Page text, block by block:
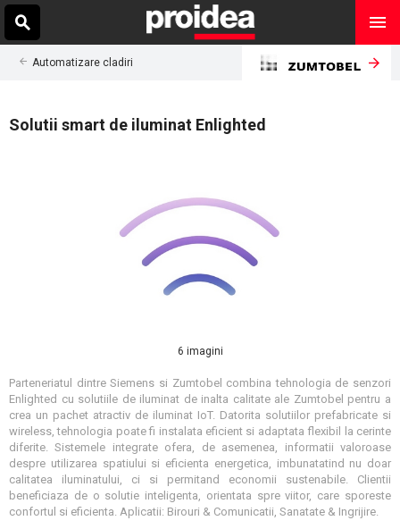
Automatizare cladiri
Solutii smart de iluminat Enlighted
6 imagini
Parteneriatul dintre Siemens si Zumtobel combina tehnologia de senzori
Enlighted cu solutiile de iluminat de inalta calitate ale Zumtobel pentru a
crea un pachet atractiv de iluminat IoT. Datorita solutiilor prefabricate si
wireless, tehnologia poate fi instalata eficient si adaptata flexibil la cerinte
diferite. Sistemele integrate ofera, de asemenea, informatii valoroase
despre utilizarea spatiului si eficienta energetica, imbunatatind nu doar
calitatea iluminatului, ci si permitand economii sustenabile. Clientii
beneficiaza de o solutie inteligenta, orientata spre viitor, care sporeste
confortul si eficienta. Aplicatii: Birouri & Comunicatii, Sanatate & Ingrijire.